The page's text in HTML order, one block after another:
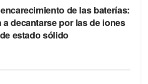
de las baterías:
a decantarse por las de iones
estado sólido